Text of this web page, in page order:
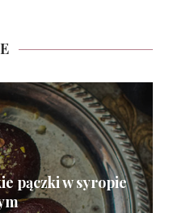
pączki w syropie